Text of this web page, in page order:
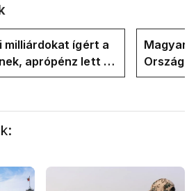
milliárdokat ígért a
aprópénz lett a
Magyar